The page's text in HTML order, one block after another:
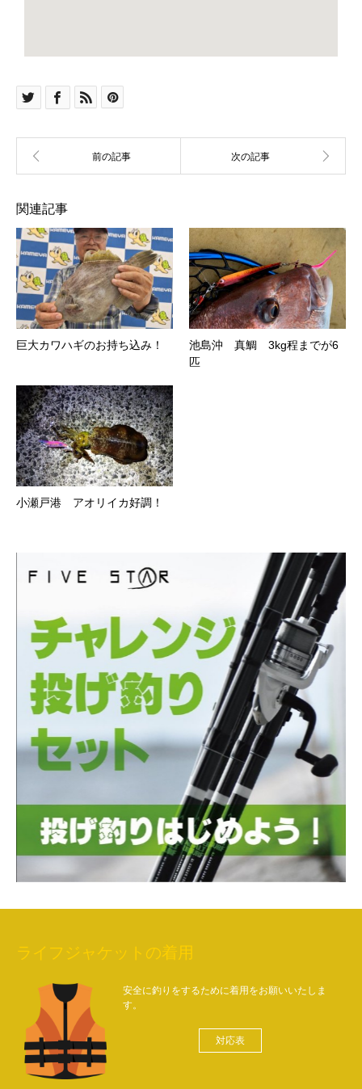
関連記事
巨大カワハギのお持ち込み！
池島沖 真鯛 3kg程までが6
匹
小瀬戸港 アオリイカ好調！
ライフジャケットの着用
安全に釣りをするために着用をお願いいたしま
す。
対応表